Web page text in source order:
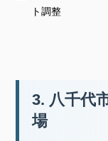
ト調整
3. 八千代
場